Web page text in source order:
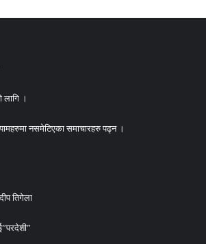
लागि ।
नसमेटिएका समाचारहरु पढ्न ।
तिगेला